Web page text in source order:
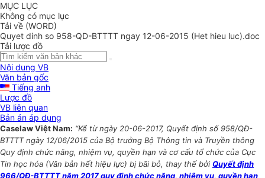
MỤC LỤC
Không có mục lục
Tải về (WORD)
Quyet dinh so 958-QD-BTTTT ngay 12-06-2015 (Het hieu luc).doc
Tải lược đồ
Nội dung VB
Văn bản gốc
Tiếng anh
Lược đồ
VB liên quan
Bản án áp dụng
Caselaw Việt Nam: “Kể từ ngày 20-06-2017, Quyết định số 958/QĐ-
BTTTT ngày 12/06/2015 của Bộ trưởng Bộ Thông tin và Truyền thông
Quy định chức năng, nhiệm vụ, quyền hạn và cơ cấu tổ chức của Cục
Tin học hóa (Văn bản hết hiệu lực) bị bãi bỏ, thay thế bởi Quyết định
966/QĐ-BTTTT năm 2017 quy định chức năng, nhiệm vụ, quyền hạn